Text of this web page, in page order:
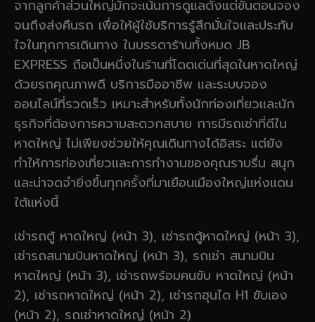
จากลูกค้าส่วนใหญ่มักจะเน้นการดูแลตั้งแต่ขั้นตอนจอง
จนถึงส่งคืนรถ เพื่อให้ผู้ใช้บริการรู้สึกมั่นใจและประทับ
ใจในทุกการเดินทาง ในบรรดาร้านทั้งหมด JB
EXPRESS ถือเป็นหนึ่งในร้านที่โดดเด่นที่สุดในหาดใหญ่
ด้วยรถคุณภาพดี บริการมืออาชีพ และระบบจอง
ออนไลน์ที่รวดเร็ว เหมาะสำหรับทั้งนักท่องเที่ยวและนัก
ธุรกิจที่ต้องการความสะดวกสบาย การมีรถเช่าที่ดีใน
หาดใหญ่ ไม่เพียงช่วยให้คุณเดินทางได้อิสระ แต่ยัง
ทำให้การท่องเที่ยวและการทำงานของคุณราบรื่น สนุก
และน่าจดจำยิ่งขึ้นทุกครั้งที่มาเยือนเมืองใหญ่แห่งแดน
ใต้แห่งนี้
เช่ารถตู้ หาดใหญ่ (หน้า 3), เช่ารถตู้หาดใหญ่ (หน้า 3),
เช่ารถสนามบินหาดใหญ่ (หน้า 3), รถเช่า สนามบิน
หาดใหญ่ (หน้า 3), เช่ารถพร้อมคนขับ หาดใหญ่ (หน้า
2), เช่ารถหาดใหญ่ (หน้า 2), เช่ารถฮุนได H1 ขับเอง
(หน้า 2), รถเช่าหาดใหญ่ (หน้า 2)